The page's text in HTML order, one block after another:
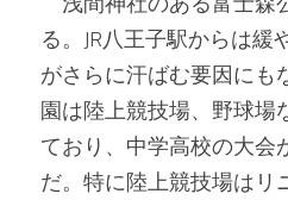
る。JR八王子駅からは
がさらに汗ばむ要因にも
園は陸上競技場、野球場
ており、中学高校の大会
だ。特に陸上競技場はリ